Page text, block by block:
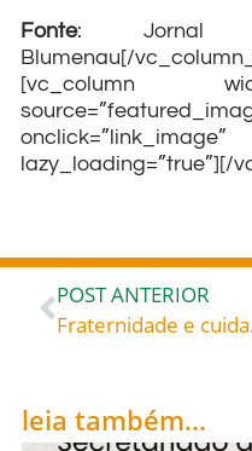
Fonte: Jornal
Blumenau[/
[vc_column
lazy_loading=”true”][/
POST ANTERIOR
leia também...